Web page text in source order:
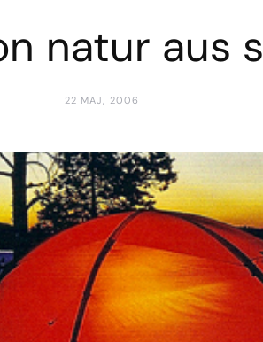
natur aus
22 MAJ, 2006